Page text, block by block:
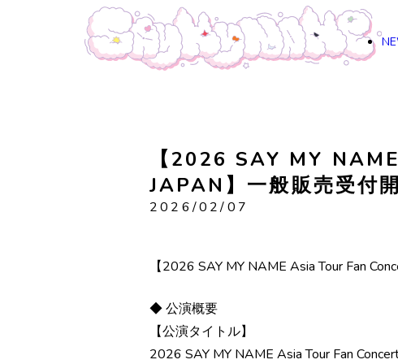
【2026 SAY MY
JAPAN】一般販売受付
2026/02/07
【2026 SAY MY NAME Asia Tour Fan
◆ 公演概要
【公演タイトル】
2026 SAY MY NAME Asia Tour Fan